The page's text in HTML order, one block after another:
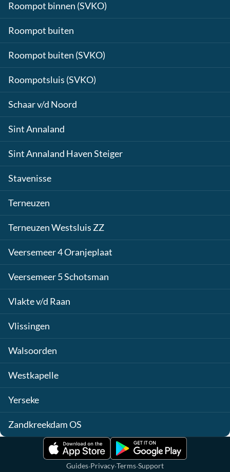
Roompot binnen (SVKO)
Roompot buiten
Roompot buiten (SVKO)
Roompotsluis (SVKO)
Schaar v/d Noord
Sint Annaland
Sint Annaland Haven Steiger
Stavenisse
Terneuzen
Terneuzen Westsluis ZZ
Veersemeer 4 Oranjeplaat
Veersemeer 5 Schotsman
Vlakte v/d Raan
Vlissingen
Walsoorden
Westkapelle
Yerseke
Zandkreekdam OS
Guides·Privacy·Terms·Support